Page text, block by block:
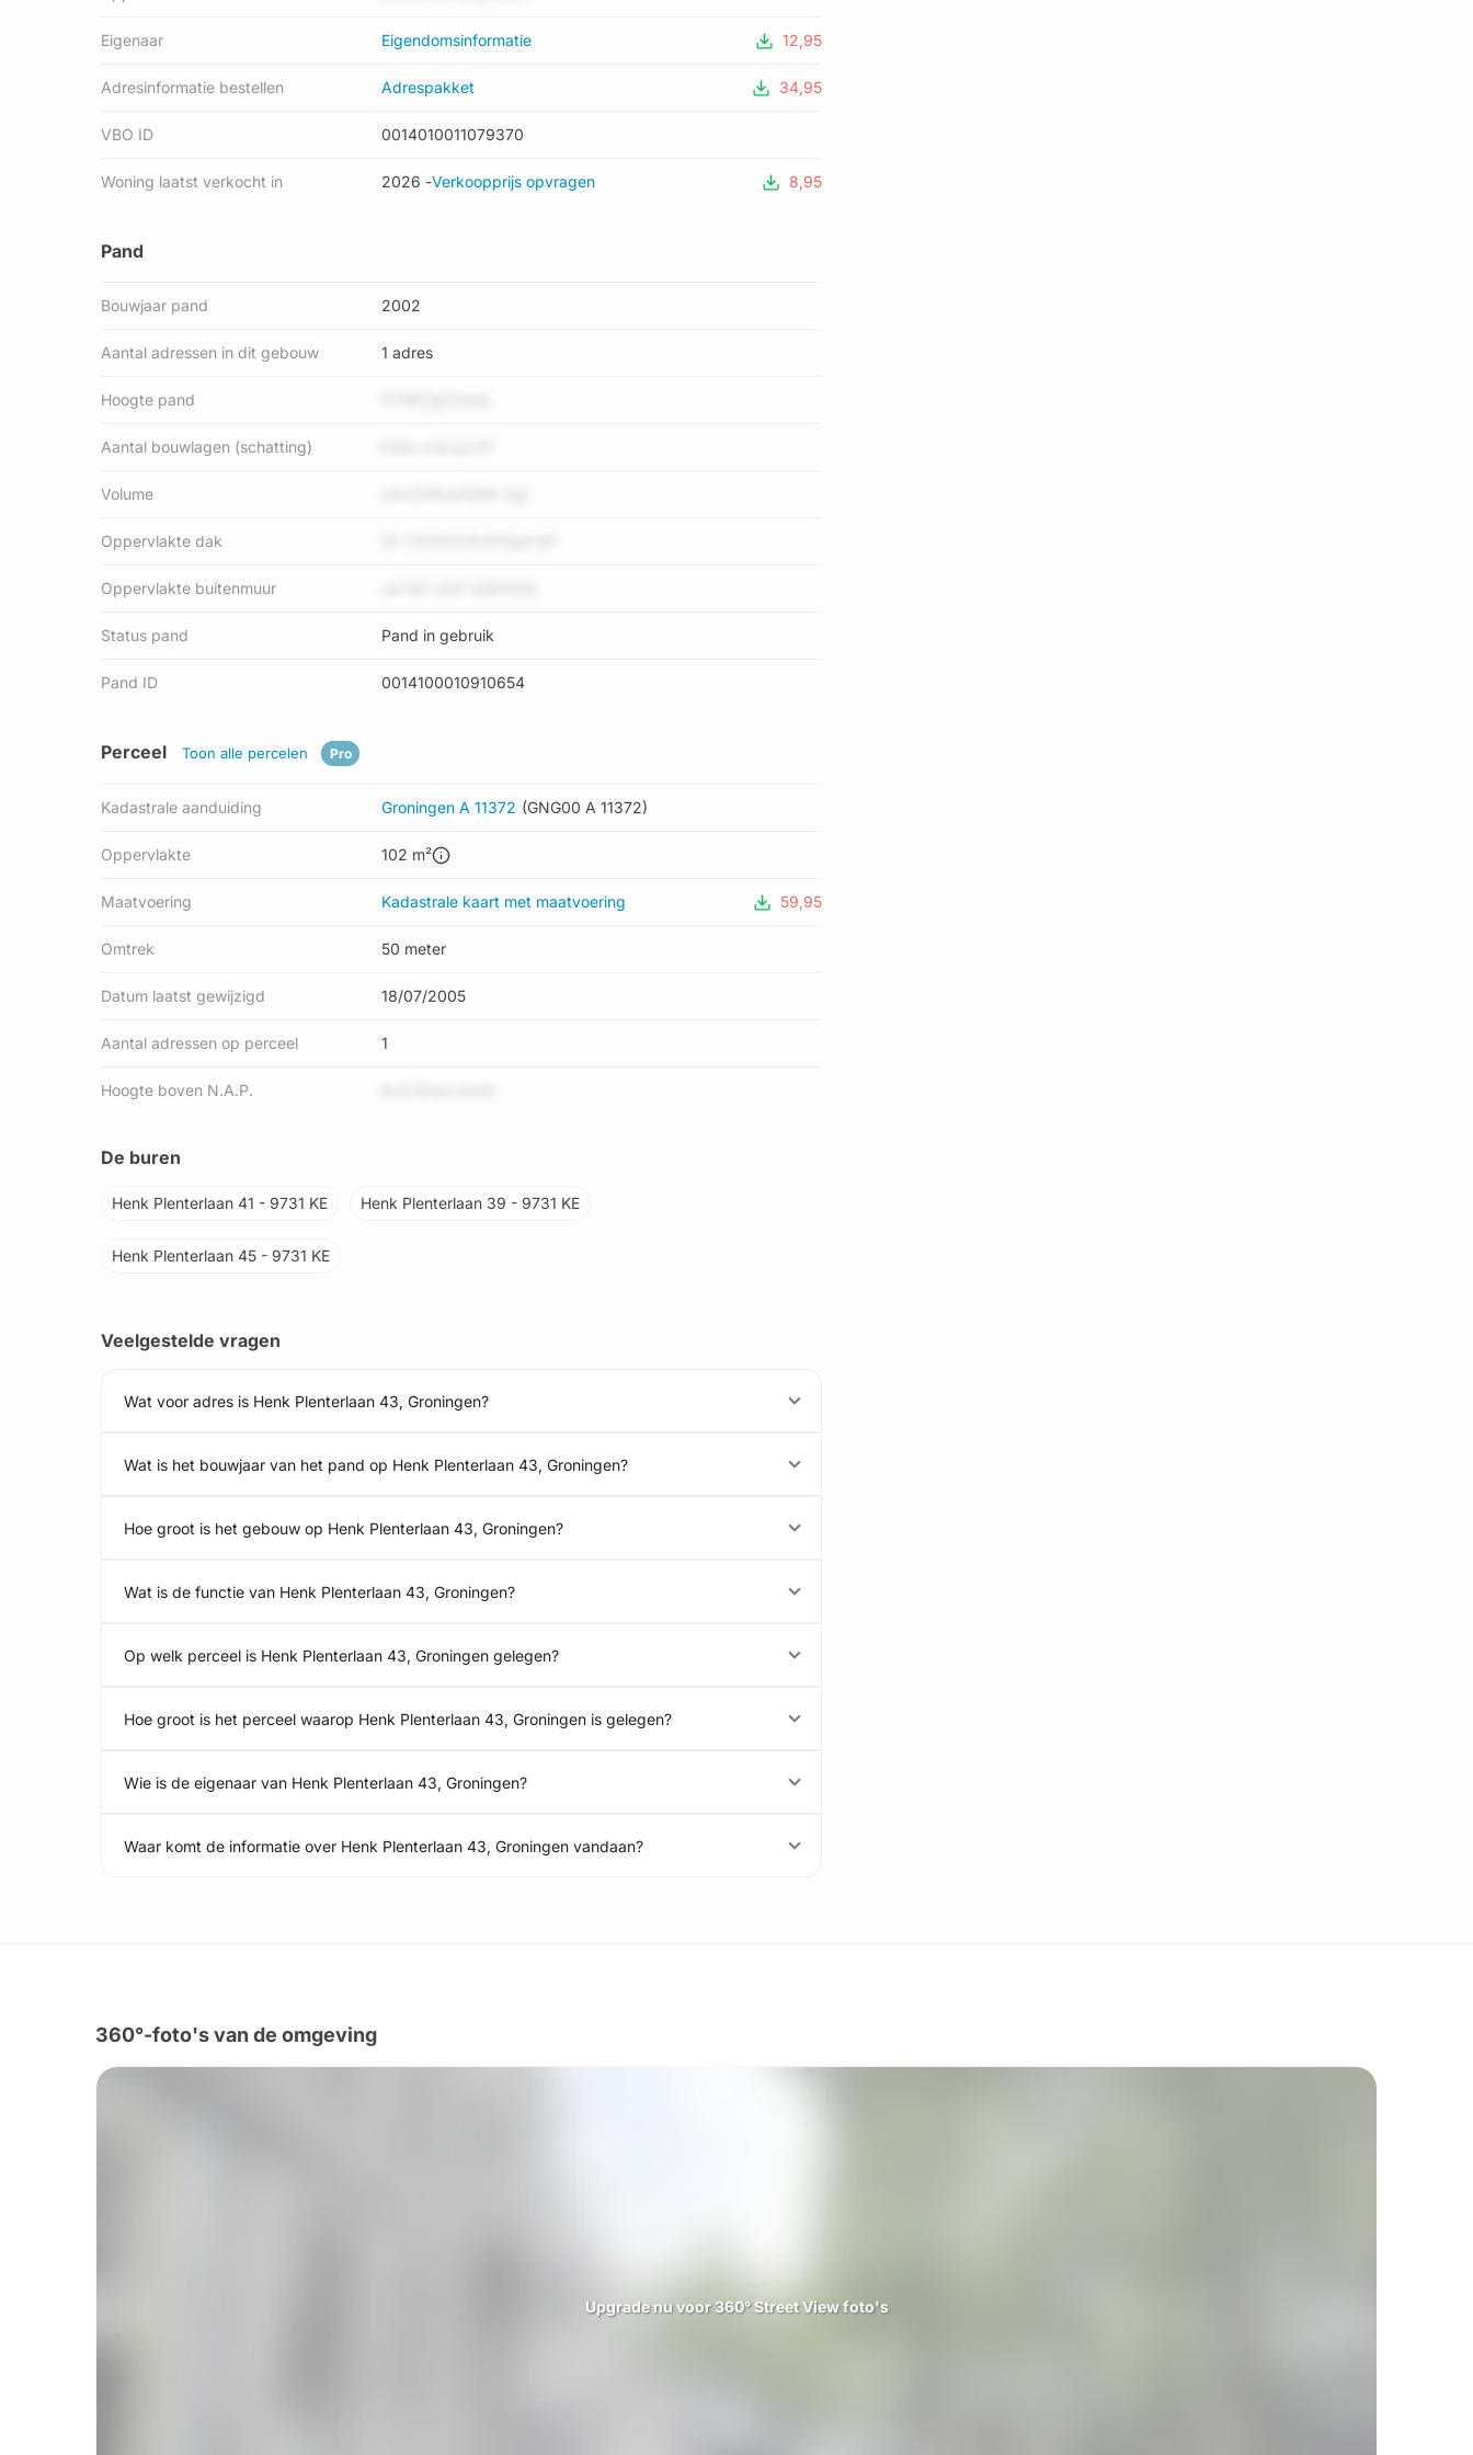
Eigenaar Eigendomsinformatie 12,95
Adresinformatie bestellen Adrespakket 34,95
VBO ID 0014010011079370
Woning laatst verkocht in 2026 -Verkoopprijs opvragen 8,95
Pand
Bouwjaar pand 2002
Aantal adressen in dit gebouw 1 adres
Hoogte pand
Aantal bouwlagen (schatting)
Volume
Oppervlakte dak
Oppervlakte buitenmuur
Status pand Pand in gebruik
Pand ID 0014100010910654
Perceel Toon alle percelen Pro
Kadastrale aanduiding Groningen A 11372 (GNG00 A 11372)
Oppervlakte 102 m²
Maatvoering Kadastrale kaart met maatvoering 59,95
Omtrek 50 meter
Datum laatst gewijzigd 18/07/2005
Aantal adressen op perceel 1
Hoogte boven N.A.P.
De buren
Henk Plenterlaan 41 - 9731 KE Henk Plenterlaan 39 - 9731 KE
Henk Plenterlaan 45 - 9731 KE
Veelgestelde vragen
Wat voor adres is Henk Plenterlaan 43, Groningen?
Wat is het bouwjaar van het pand op Henk Plenterlaan 43, Groningen?
Hoe groot is het gebouw op Henk Plenterlaan 43, Groningen?
Wat is de functie van Henk Plenterlaan 43, Groningen?
Op welk perceel is Henk Plenterlaan 43, Groningen gelegen?
Hoe groot is het perceel waarop Henk Plenterlaan 43, Groningen is gelegen?
Wie is de eigenaar van Henk Plenterlaan 43, Groningen?
Waar komt de informatie over Henk Plenterlaan 43, Groningen vandaan?
360°-foto's van de omgeving
Upgrade nu voor 360° Street View foto's